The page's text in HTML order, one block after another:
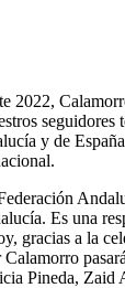
2022,
seguidores
y de
Es una
gracias a la
Pineda,